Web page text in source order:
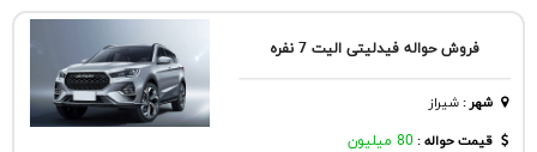
فروش حواله فیدلیتی الیت 7 نفره
شهر:شيراز
قیمت حواله : 80 میلیون